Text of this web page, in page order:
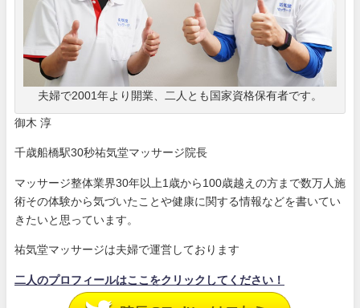
夫婦で2001年より開業、二人とも国家資格保有者です。
御木 淳
千歳船橋駅30秒祐気堂マッサージ院長
マッサージ整体業界30年以上1歳から100歳越えの方まで数万人施
術その体験から気づいたことや健康に関する情報などを書いてい
きたいと思っています。
祐気堂マッサージは夫婦で運営しております
二人のプロフィールはここをクリックしてください！